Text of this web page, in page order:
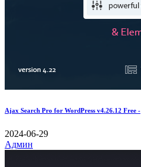
Ajax Search Pro for WordPress v4.26.12 Free -
2024-06-29
Админ